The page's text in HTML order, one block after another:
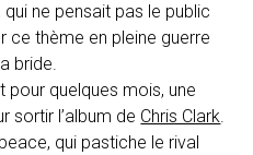
ne pensait pas le public
ce thème en pleine guerre
bride.
pour quelques mois, une
sortir l’album de Chris Clark.
qui pastiche le rival